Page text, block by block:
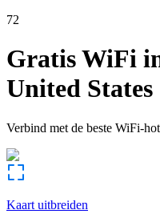
72
Gratis WiFi
United States
Verbind met de beste WiFi-
Kaart uitbreiden